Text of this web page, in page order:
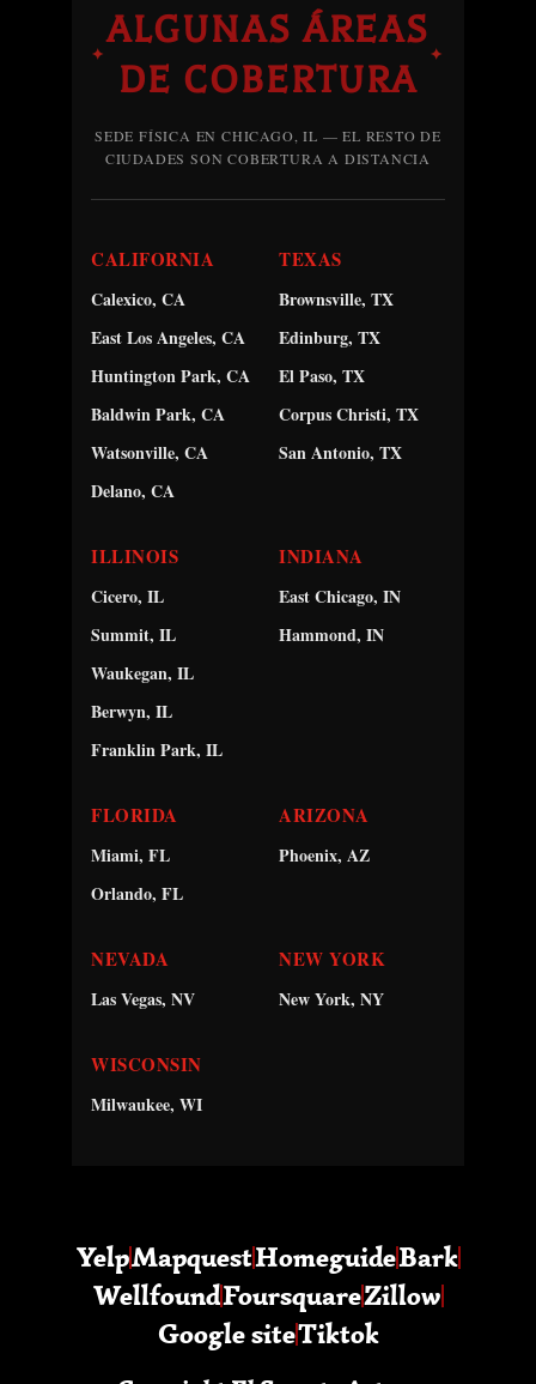
✦
ALGUNAS ÁREAS
DE COBERTURA
✦
SEDE FÍSICA EN CHICAGO, IL — EL RESTO DE
CIUDADES SON COBERTURA A DISTANCIA
CALIFORNIA
Calexico, CA
East Los Angeles, CA
Huntington Park, CA
Baldwin Park, CA
Watsonville, CA
Delano, CA
TEXAS
Brownsville, TX
Edinburg, TX
El Paso, TX
Corpus Christi, TX
San Antonio, TX
ILLINOIS
Cicero, IL
Summit, IL
Waukegan, IL
Berwyn, IL
Franklin Park, IL
INDIANA
East Chicago, IN
Hammond, IN
FLORIDA
Miami, FL
Orlando, FL
ARIZONA
Phoenix, AZ
NEVADA
Las Vegas, NV
NEW YORK
New York, NY
WISCONSIN
Milwaukee, WI
YelpMapquestHomeguideBark
WellfoundFoursquareZillow
Google siteTiktok